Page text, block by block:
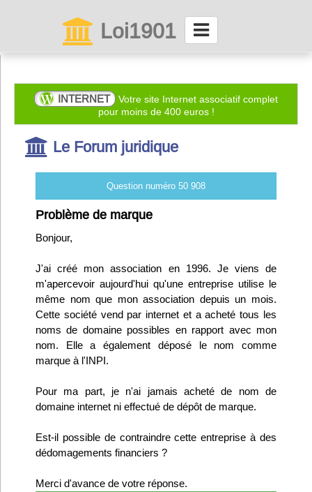
Loi1901
Connexion
Abonnez-vous à LettrAsso
Menu général
ServiceAsso
Partager
VieAsso
Infos
Divers
Abo Lettrasso
Désabo Lettrasso
Nous contacter
INTERNET
Votre site Internet associatif complet
pour moins de 400 euros !
Le Forum juridique
Question numéro 50 908
Problème de marque
Bonjour,
J'ai créé mon association en 1996. Je viens de
m'apercevoir aujourd'hui qu'une entreprise utilise le
même nom que mon association depuis un mois.
Cette société vend par internet et a acheté tous les
noms de domaine possibles en rapport avec mon
nom. Elle a également déposé le nom comme
marque à l'INPI.
Pour ma part, je n'ai jamais acheté de nom de
domaine internet ni effectué de dépôt de marque.
Est-il possible de contraindre cette entreprise à des
dédomagements financiers ?
Merci d'avance de votre réponse.